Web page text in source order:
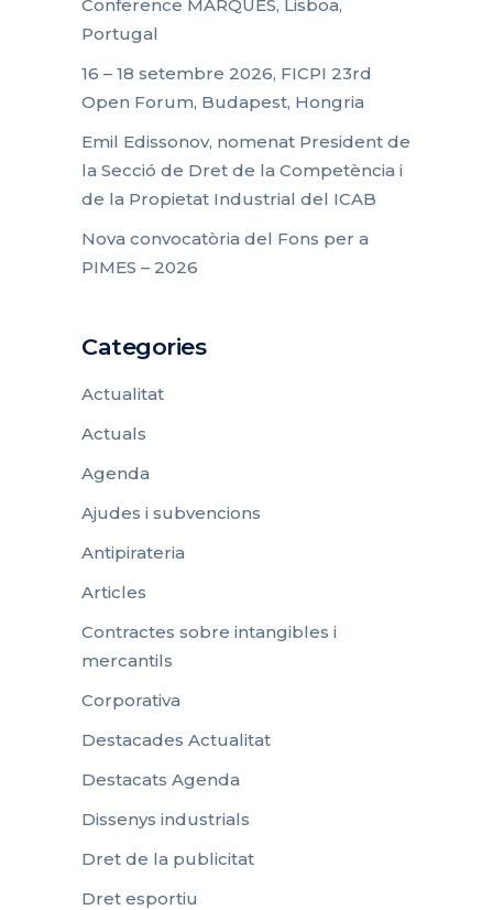
Conference MARQUES, Lisboa,
Portugal
16 – 18 setembre 2026, FICPI 23rd
Open Forum, Budapest, Hongria
Emil Edissonov, nomenat President de
la Secció de Dret de la Competència i
de la Propietat Industrial del ICAB
Nova convocatòria del Fons per a
PIMES – 2026
Categories
Actualitat
Actuals
Agenda
Ajudes i subvencions
Antipirateria
Articles
Contractes sobre intangibles i
mercantils
Corporativa
Destacades Actualitat
Destacats Agenda
Dissenys industrials
Dret de la publicitat
Dret esportiu